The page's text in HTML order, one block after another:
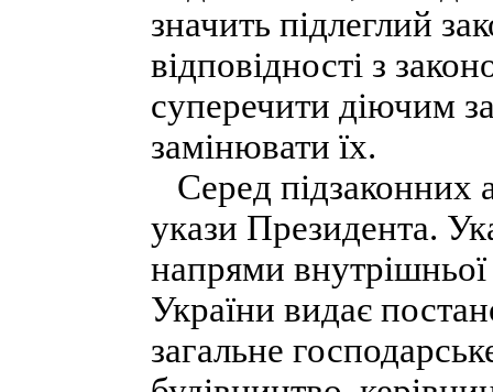
значить підлеглий
відповідності з
суперечити діючим
замінювати їх.
Серед підзаконних
укази Президента.
напрями внутрішньої
України видає
загальне